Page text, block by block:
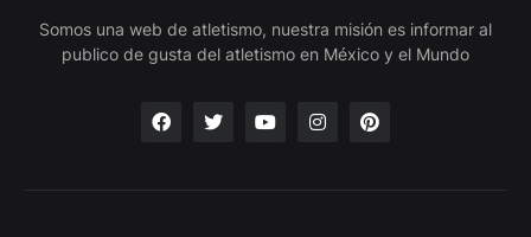
Somos una web de atletismo, nuestra misión es informar al
publico de gusta del atletismo en México y el Mundo